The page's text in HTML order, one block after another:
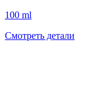
100 ml
Смотреть детали